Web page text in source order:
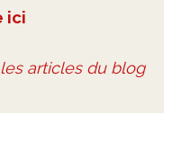
ici
articles du blog